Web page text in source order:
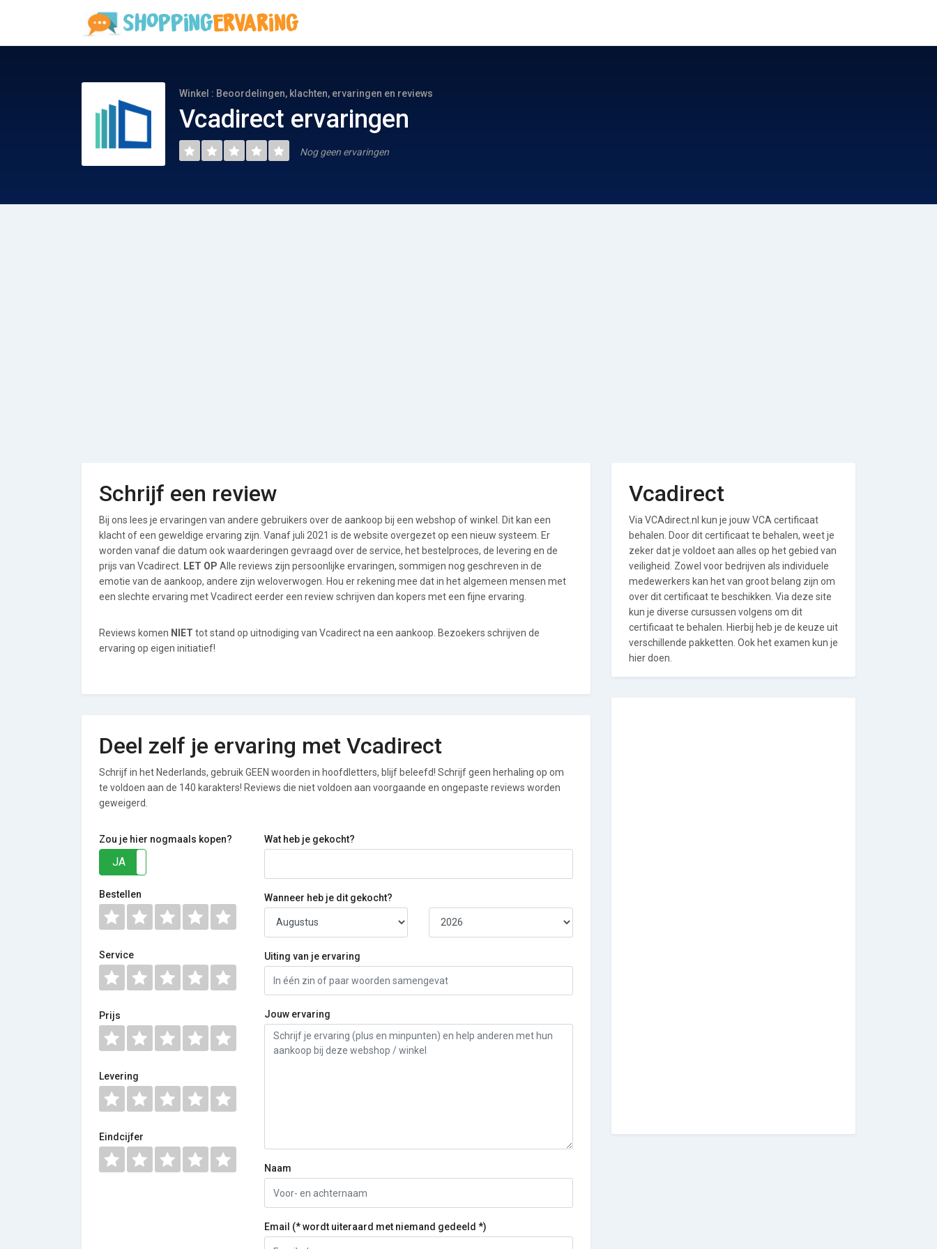
Winkel : Beoordelingen, klachten, ervaringen en reviews
Vcadirect ervaringen
Nog geen ervaringen
Schrijf een review
Bij ons lees je ervaringen van andere gebruikers over de aankoop bij een webshop of winkel. Dit kan een
klacht of een geweldige ervaring zijn. Vanaf juli 2021 is de website overgezet op een nieuw systeem. Er
worden vanaf die datum ook waarderingen gevraagd over de service, het bestelproces, de levering en de
prijs van Vcadirect. LET OP Alle reviews zijn persoonlijke ervaringen, sommigen nog geschreven in de
emotie van de aankoop, andere zijn weloverwogen. Hou er rekening mee dat in het algemeen mensen met
een slechte ervaring met Vcadirect eerder een review schrijven dan kopers met een fijne ervaring.
Reviews komen NIET tot stand op uitnodiging van Vcadirect na een aankoop. Bezoekers schrijven de
ervaring op eigen initiatief!
Deel zelf je ervaring met Vcadirect
Schrijf in het Nederlands, gebruik GEEN woorden in hoofdletters, blijf beleefd! Schrijf geen herhaling op om
te voldoen aan de 140 karakters! Reviews die niet voldoen aan voorgaande en ongepaste reviews worden
geweigerd.
Zou je hier nogmaals kopen?
JA
Bestellen
Service
Prijs
Levering
Eindcijfer
Wat heb je gekocht?
Wanneer heb je dit gekocht?
Uiting van je ervaring
Jouw ervaring
Naam
Email (* wordt uiteraard met niemand gedeeld *)
Vcadirect
Via VCAdirect.nl kun je jouw VCA certificaat
behalen. Door dit certificaat te behalen, weet je
zeker dat je voldoet aan alles op het gebied van
veiligheid. Zowel voor bedrijven als individuele
medewerkers kan het van groot belang zijn om
over dit certificaat te beschikken. Via deze site
kun je diverse cursussen volgens om dit
certificaat te behalen. Hierbij heb je de keuze uit
verschillende pakketten. Ook het examen kun je
hier doen.